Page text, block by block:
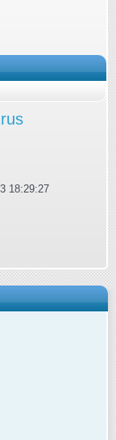
18:29:27